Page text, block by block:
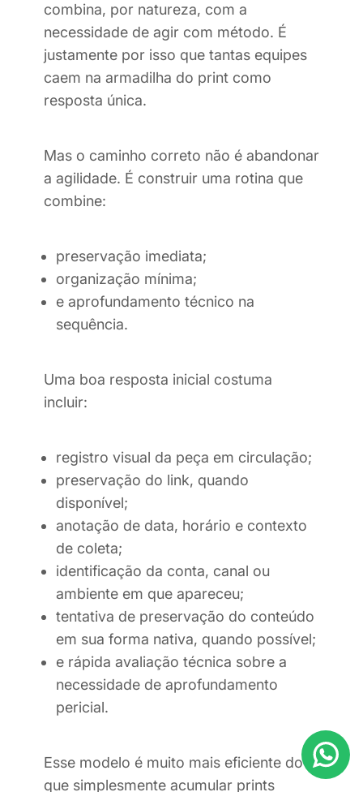
combina, por natureza, com a
necessidade de agir com método. É
justamente por isso que tantas equipes
caem na armadilha do print como
resposta única.
Mas o caminho correto não é abandonar
a agilidade. É construir uma rotina que
combine:
preservação imediata;
organização mínima;
e aprofundamento técnico na
sequência.
Uma boa resposta inicial costuma
incluir:
registro visual da peça em circulação;
preservação do link, quando
disponível;
anotação de data, horário e contexto
de coleta;
identificação da conta, canal ou
ambiente em que apareceu;
tentativa de preservação do conteúdo
em sua forma nativa, quando possível;
e rápida avaliação técnica sobre a
necessidade de aprofundamento
pericial.
Esse modelo é muito mais eficiente do
que simplesmente acumular prints